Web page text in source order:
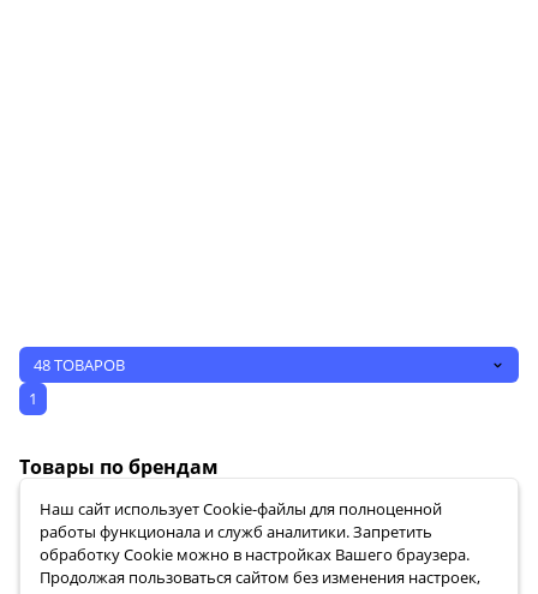
48 ТОВАРОВ
1
Товары по брендам
Наш сайт использует Сookie-файлы для полноценной
работы функционала и служб аналитики. Запретить
обработку Cookie можно в настройках Вашего браузера.
Продолжая пользоваться сайтом без изменения настроек,